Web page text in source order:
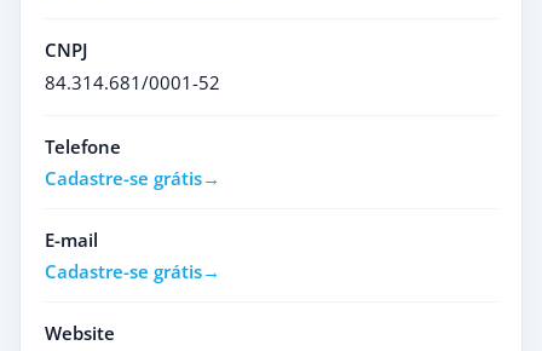
CNPJ
84.314.681/0001-52
Telefone
Cadastre-se grátis
E-mail
Cadastre-se grátis
Website